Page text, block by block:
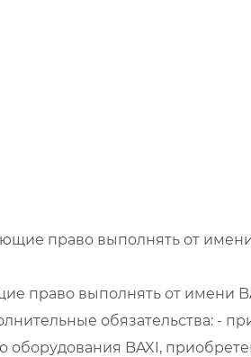
право выполнять от
право выполнять от имени
обязательства: -
BAXI,